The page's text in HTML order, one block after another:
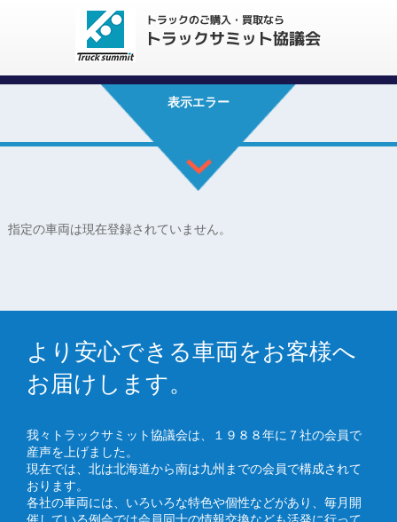
表示エラー
指定の車両は現在登録されていません。
より安心できる車両をお客様へ
お届けします。
我々トラックサミット協議会は、１９８８年に７社の会員で
産声を上げました。
現在では、北は北海道から南は九州までの会員で構成されて
おります。
各社の車両には、いろいろな特色や個性などがあり、毎月開